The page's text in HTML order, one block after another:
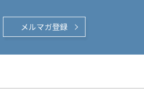
メルマガ登録